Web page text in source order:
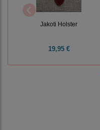
Jakoti Holster
19,95 €